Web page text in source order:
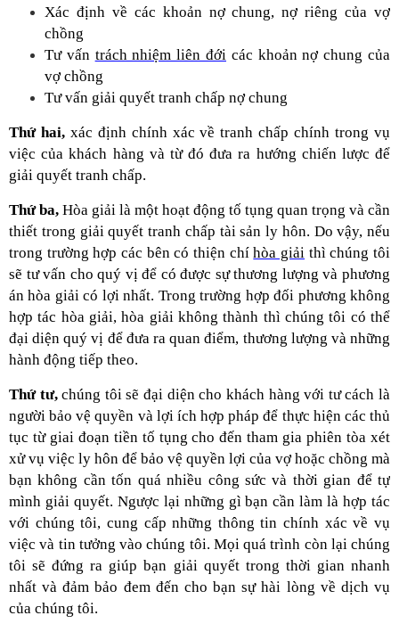
Xác định về các khoản nợ chung, nợ riêng của vợ
chồng
Tư vấn trách nhiệm liên đới các khoản nợ chung của
vợ chồng
Tư vấn giải quyết tranh chấp nợ chung
Thứ hai,xác định chính xác về tranh chấp chính trong vụ
việc của khách hàng và từ đó đưa ra hướng chiến lược để
giải quyết tranh chấp.
Thứ ba, Hòa giải là một hoạt động tố tụng quan trọng và cần
thiết trong giải quyết tranh chấp tài sản ly hôn. Do vậy, nếu
trong trường hợp các bên có thiện chíhòa giải thì chúng tôi
sẽ tư vấn cho quý vị để có được sự thương lượng và phương
án hòa giải có lợi nhất. Trong trường hợp đối phương không
hợp tác hòa giải, hòa giải không thành thì chúng tôi có thể
đại diện quý vị để đưa ra quan điểm, thương lượng và những
hành động tiếp theo.
Thứ tư,chúng tôi sẽ đại diện cho khách hàng với tư cách là
người bảo vệ quyền và lợi ích hợp pháp để thực hiện các thủ
tục từ giai đoạn tiền tố tụng cho đến tham gia phiên tòa xét
xử vụ việc ly hôn để bảo vệ quyền lợi của vợ hoặc chồng mà
bạn không cần tốn quá nhiều công sức và thời gian để tự
mình giải quyết. Ngược lại những gì bạn cần làm là hợp tác
với chúng tôi, cung cấp những thông tin chính xác về vụ
việc và tin tưởng vào chúng tôi. Mọi quá trình còn lại chúng
tôi sẽ đứng ra giúp bạn giải quyết trong thời gian nhanh
nhất và đảm bảo đem đến cho bạn sự hài lòng về dịch vụ
của chúng tôi.